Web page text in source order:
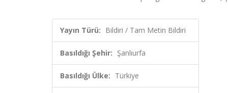
Yayın Türü: Bildiri / Tam Metin Bildiri
Basıldığı Şehir: Şanlıurfa
Basıldığı Ülke: Türkiye